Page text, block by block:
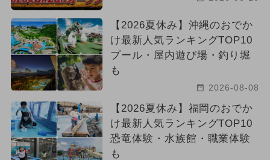
【2026夏休み】沖縄のおでか
け最新人気ランキングTOP10
プール・屋内遊び場・釣り堀
も
2026-08-08
【2026夏休み】福岡のおでか
け最新人気ランキングTOP10
恐竜体験・水族館・職業体験
も